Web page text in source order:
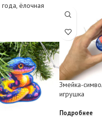
ёлочная
Змейка-
игрушка
Подробнее